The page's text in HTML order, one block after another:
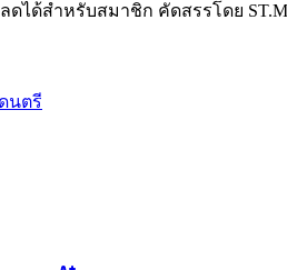
ได้สำหรับสมาชิก คัดสรรโดย
นตรี